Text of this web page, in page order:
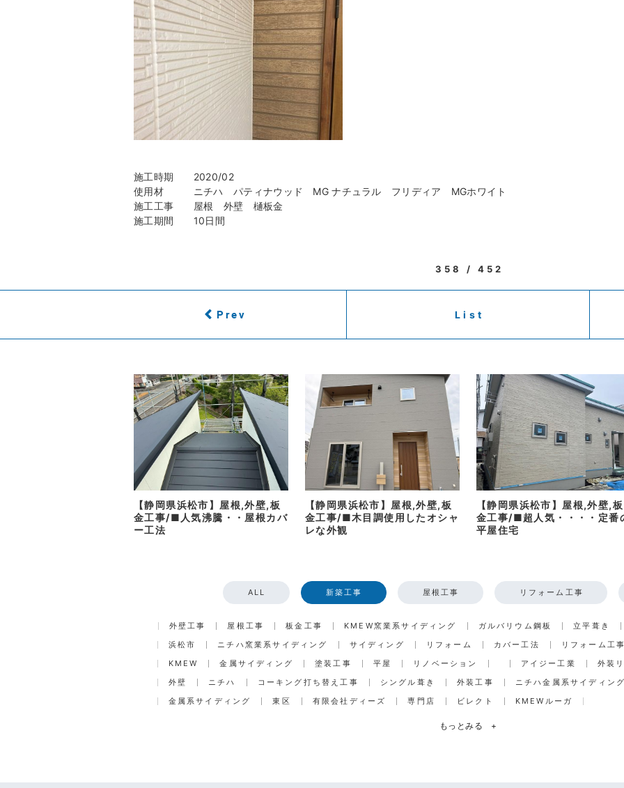
施工時期 2020/02
使用材 ニチハ パティナウッド MG ナチュラル フリディア MGホワイト
施工工事 屋根 外壁 樋板金
施工期間 10日間
358 / 452
Prev List
【静岡県浜松市】屋根,外壁,板
金工事/■人気沸騰・・屋根カバ
ー工法
【静岡県浜松市】屋根,外壁,板
金工事/■木目調使用したオシャ
レな外観
【静岡県浜松市】屋根,外壁,板
金工事/■超人気・・・・定番
平屋住宅
ALL 新築工事 屋根工事 リフォーム工事
外壁工事 屋根工事 板金工事 KMEW窯業系サイディング ガルバリウム鋼板
立平葺き
浜松市
ニチハ窯業系サイディング サイディング リフォーム カバー工法
リフォーム工
KMEW
金属サイディング 塗装工事 平屋 リノベーション アイジー工業
外装
外壁
ニチハ コーキング打ち替え工事 シングル葺き 外装工事
ニチハ金属系サイディン
金属系サイディング
東区 有限会社ディーズ 専門店 ビレクト KMEWルーガ
もっとみる +